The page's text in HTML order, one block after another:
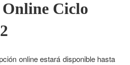
Ciclo
online estará disponible hasta